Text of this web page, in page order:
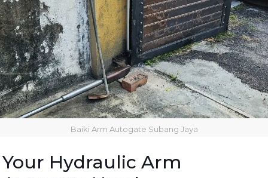
Baiki Arm Autogate Subang Jaya
Your Hydraulic Arm